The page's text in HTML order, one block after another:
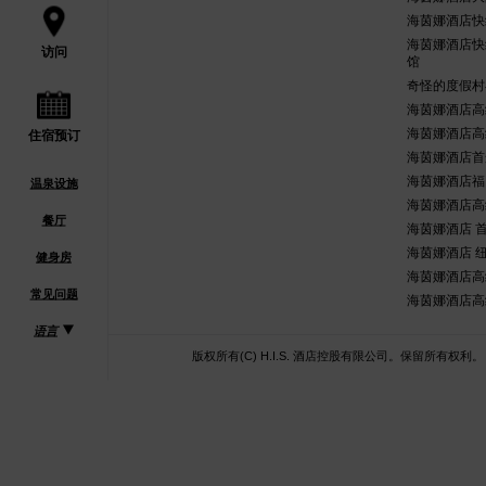
访问
住宿预订
温泉设施
餐厅
健身房
常见问题
语言
海茵娜酒店
海茵娜酒店
馆
奇怪的度假
海茵娜酒店
海茵娜酒店
海茵娜酒店
海茵娜酒店
海茵娜酒店
海茵娜酒店
海茵娜酒店
海茵娜酒店
海茵娜酒店
版权所有(C) H.I.S. 酒店控股有限公司。保留所有权利